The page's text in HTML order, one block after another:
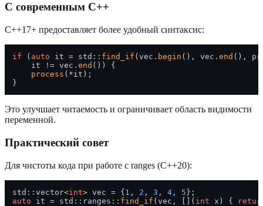
С современным C++
C++17+ предоставляет более удобный синтаксис:
if ( auto it = std:: find_if (vec. begin (), vec. end (),
    it != vec.
end ()) {
process (*it);
Это улучшает читаемость и ограничивает область видимости
переменной.
Практический совет
Для чистоты кода при работе с ranges (C++20):
std::vector<int> vec = {1 , 2 , 3 , 4 , 5
auto it = std::ranges:: find_if (vec, []( int x) {